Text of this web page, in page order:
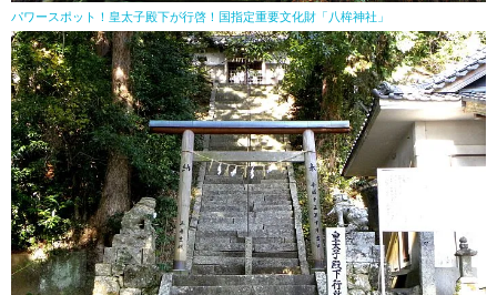
パワースポット！皇太子殿下が行啓！国指定重要文化財「八桙神社」